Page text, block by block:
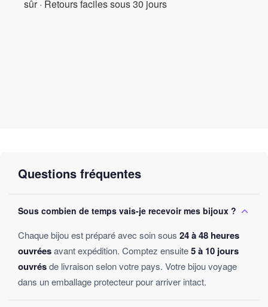
apporter à votre vie. C’est semble-t-il un choix judicieux pour
sûr · Retours faciles sous 30 jours
Questions fréquentes
Sous combien de temps vais-je recevoir mes bijoux ?
Chaque bijou est préparé avec soin sous 24 à 48 heures
ouvréesavant expédition. Comptez ensuite5 à 10 jours
ouvrésde livraison selon votre pays. Votre bijou voyage
dans un emballage protecteur pour arriver intact.